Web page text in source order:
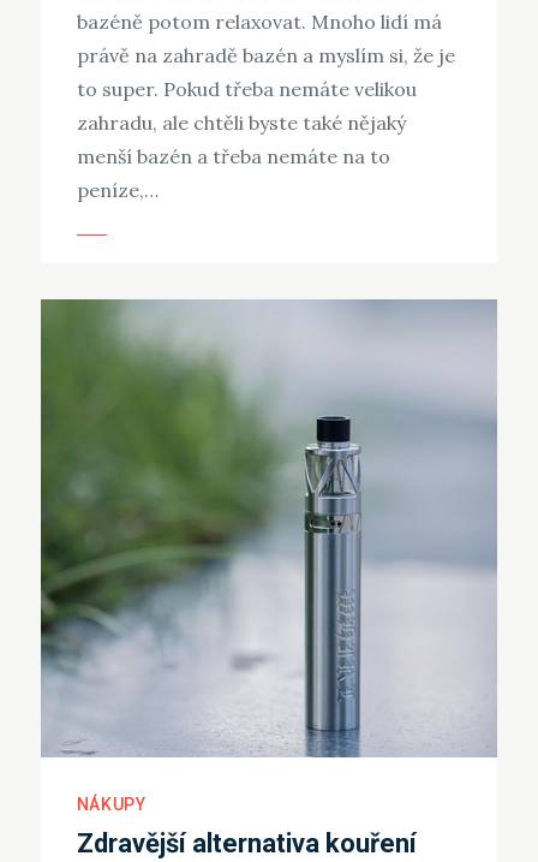
bazéně potom relaxovat. Mnoho lidí má
právě na zahradě bazén a myslím si, že je
to super. Pokud třeba nemáte velikou
zahradu, ale chtěli byste také nějaký
menší bazén a třeba nemáte na to
peníze,…
NÁKUPY
Zdravější alternativa kouření